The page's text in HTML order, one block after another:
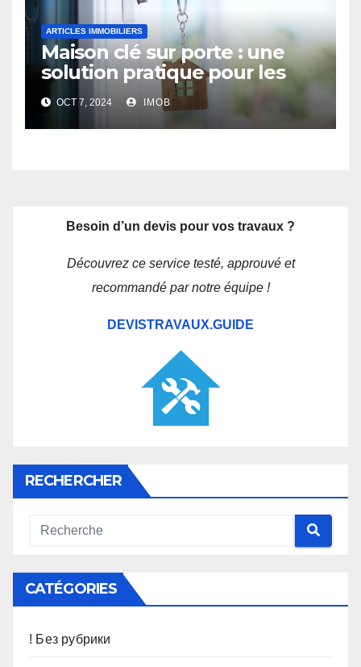
ARTICLES IMMOBILIERS
Maison clé sur porte : une
solution pratique pour les
futurs propriétaires
OCT 7, 2024 IMOB
Besoin d’un devis pour vos travaux ?
Découvrez ce service testé, approuvé et
recommandé par notre équipe !
DEVISTRAVAUX.GUIDE
RECHERCHER
CATÉGORIES
! Без рубрики